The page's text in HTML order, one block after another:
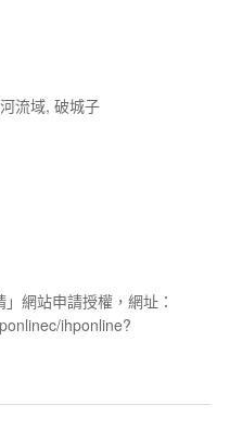
流域, 破城子
網站申請授權，網址：
ihponline?